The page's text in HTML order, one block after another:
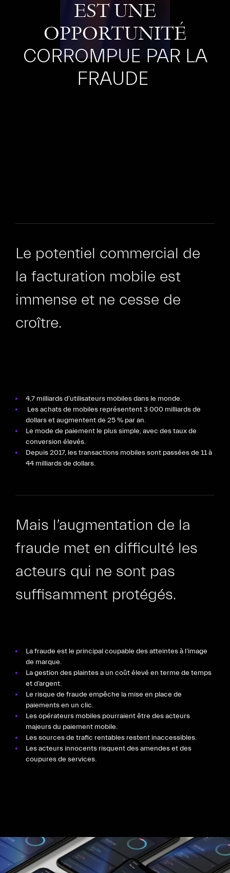
EST UNE
OPPORTUNITÉ
CORROMPUE PAR LA
FRAUDE
Le potentiel commercial de
la facturation mobile est
immense et ne cesse de
croître.
4,7 milliards d’utilisateurs mobiles dans le monde.
Les achats de mobiles représentent 3 000 milliards de
dollars et augmentent de 25 % par an.
Le mode de paiement le plus simple, avec des taux de
conversion élevés.
Depuis 2017, les transactions mobiles sont passées de 11 à
44 milliards de dollars.
Mais l’augmentation de la
fraude met en difficulté les
acteurs qui ne sont pas
suffisamment protégés.
La fraude est le principal coupable des atteintes à l’image
de marque.
La gestion des plaintes a un coût élevé en terme de temps
et d’argent.
Le risque de fraude empêche la mise en place de
paiements en un clic.
Les opérateurs mobiles pourraient être des acteurs
majeurs du paiement mobile.
Les sources de trafic rentables restent inaccessibles.
Les acteurs innocents risquent des amendes et des
coupures de services.